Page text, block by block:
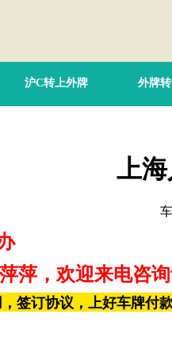
沪C转上外牌 外牌
上
萍 ，欢迎来电咨询
签订协议，上好车牌付款